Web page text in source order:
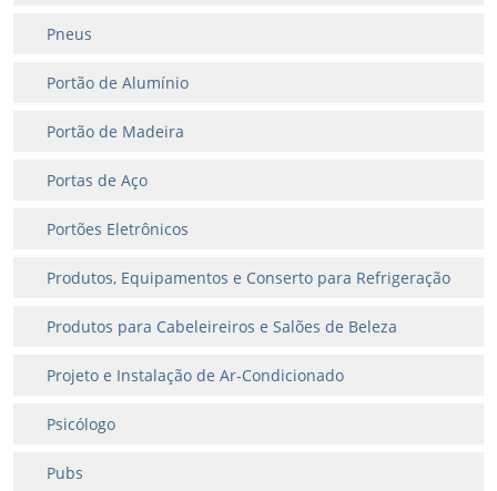
Pneus
Portão de Alumínio
Portão de Madeira
Portas de Aço
Portões Eletrônicos
Produtos, Equipamentos e Conserto para Refrigeração
Produtos para Cabeleireiros e Salões de Beleza
Projeto e Instalação de Ar-Condicionado
Psicólogo
Pubs